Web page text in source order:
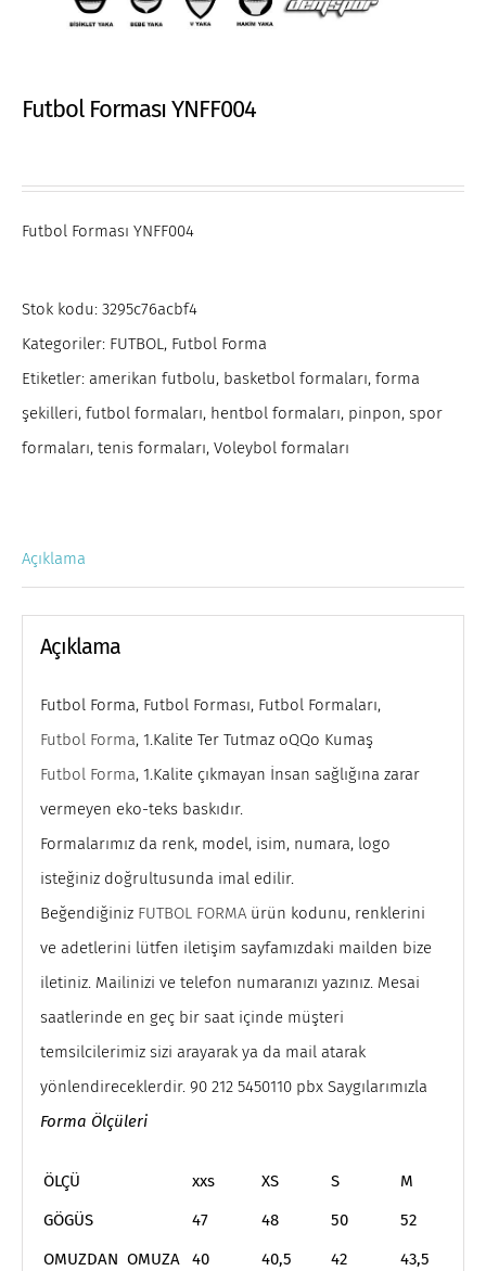
Futbol Forması YNFF004
Futbol Forması YNFF004
Stok kodu: 3295c76acbf4
Kategoriler: FUTBOL, Futbol Forma
Etiketler: amerikan futbolu, basketbol formaları, forma
şekilleri, futbol formaları, hentbol formaları, pinpon, spor
formaları, tenis formaları, Voleybol formaları
Açıklama
Açıklama
Futbol Forma, Futbol Forması, Futbol Formaları,
Futbol Forma, 1.Kalite Ter Tutmaz oQQo Kumaş
Futbol Forma, 1.Kalite çıkmayan İnsan sağlığına zarar
vermeyen eko-teks baskıdır.
Formalarımız da renk, model, isim, numara, logo
isteğiniz doğrultusunda imal edilir.
Beğendiğiniz FUTBOL FORMA ürün kodunu, renklerini
ve adetlerini lütfen iletişim sayfamızdaki mailden bize
iletiniz. Mailinizi ve telefon numaranızı yazınız. Mesai
saatlerinde en geç bir saat içinde müşteri
temsilcilerimiz sizi arayarak ya da mail atarak
yönlendireceklerdir. 90 212 5450110 pbx Saygılarımızla
Forma Ölçüleri
ÖLÇÜ xxs XS S M
GÖGÜS
47 48 50 52
OMUZDAN OMUZA
40 40,5 42 43,5